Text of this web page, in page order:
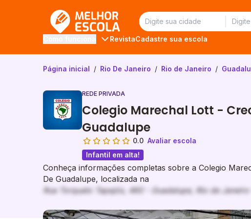
RevistaCadastre sua escola
Página inicial / Rio De Janeiro / Rio de Janeiro /
REDE PRIVADA
Colegio Marechal Lott -
Guadalupe
0.0 Avaliar escola
Infantil em alta!
Conheça informações completas sobre a Colegio
De Guadalupe, localizada na
Rua Torquato Tapajós, 460 - Guadalupe, Rio de Janeiro
Galeria de imagem